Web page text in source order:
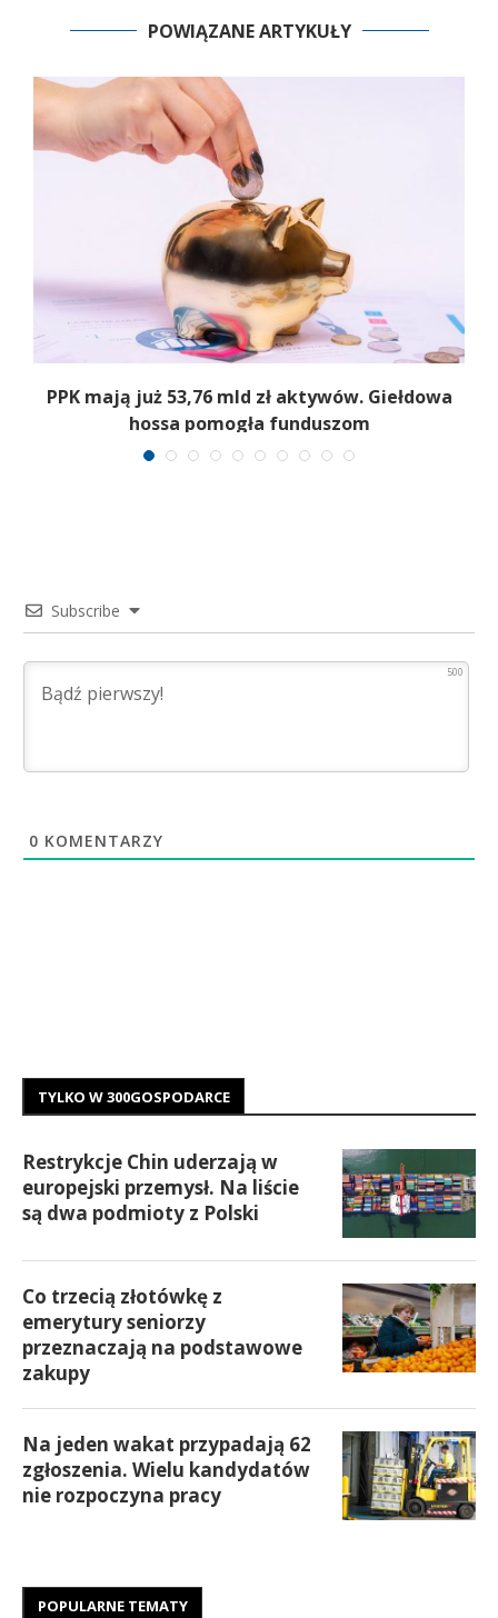
POWIĄZANE ARTYKUŁY
PPK mają już 53,76 mld zł aktywów. Giełdowa
hossa pomogła funduszom
Subscribe
500
0 KOMENTARZY
TYLKO W 300GOSPODARCE
Restrykcje Chin uderzają w
europejski przemysł. Na liście
są dwa podmioty z Polski
Co trzecią złotówkę z
emerytury seniorzy
przeznaczają na podstawowe
zakupy
Na jeden wakat przypadają 62
zgłoszenia. Wielu kandydatów
nie rozpoczyna pracy
POPULARNE TEMATY